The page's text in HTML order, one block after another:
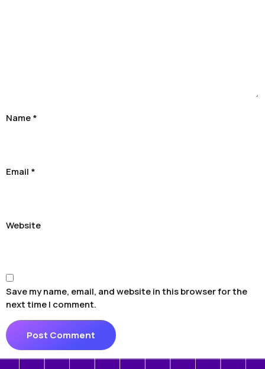
Name*
Email *
Website
Save my name, email, and website in this browser for the
next time I comment.